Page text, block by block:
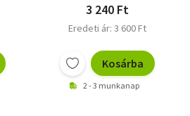
3 240 Ft
Eredeti ár: 3 600 Ft
Kosárba
2 - 3 munkanap